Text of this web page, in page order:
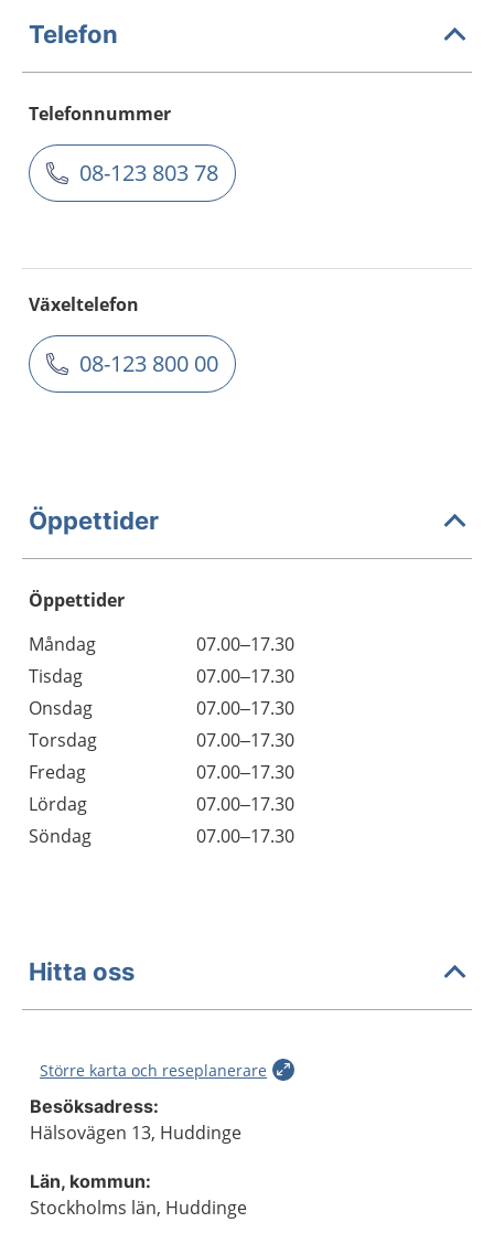
Telefon
Telefonnummer
08-123 803 78
Växeltelefon
08-123 800 00
Öppettider
Öppettider
Dag
Öppettider
Kommentarer
Måndag
07.00–17.30
Tisdag
07.00–17.30
Onsdag
07.00–17.30
Torsdag
07.00–17.30
Fredag
07.00–17.30
Lördag
07.00–17.30
Söndag
07.00–17.30
Hitta oss
Större karta och reseplanerare
Besöksadress:
Hälsovägen 13, Huddinge
Län, kommun:
Stockholms län, Huddinge